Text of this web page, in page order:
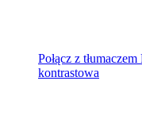
Połącz z tłumaczem
kontrastowa